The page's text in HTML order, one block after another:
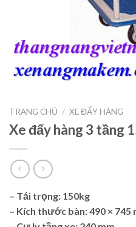
TRANG CHỦ / XE ĐẨY HÀNG
Xe đẩy hàng 3 tầng
– Tải trọng: 150kg
– Kích thước bàn: 490 × 745